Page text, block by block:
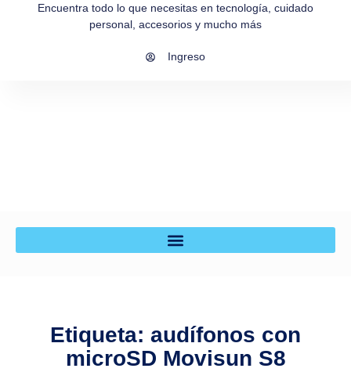
Encuentra todo lo que necesitas en tecnología, cuidado
personal, accesorios y mucho más
Ingreso
Etiqueta: audífonos con
microSD Movisun S8